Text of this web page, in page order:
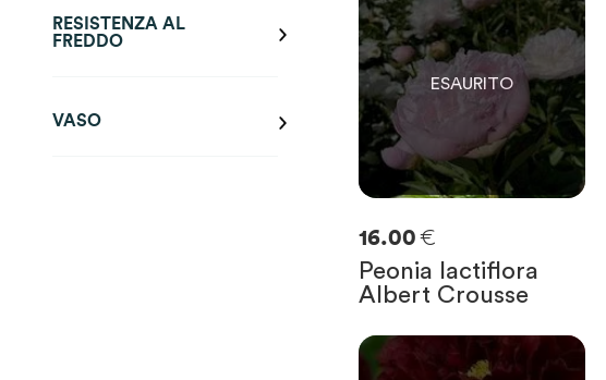
RESISTENZA AL
FREDDO
VASO
SOLO0 RIMASTE
16.00 €
Peonia lactiflora
Albert Crousse
0
SOLO
RIMASTE